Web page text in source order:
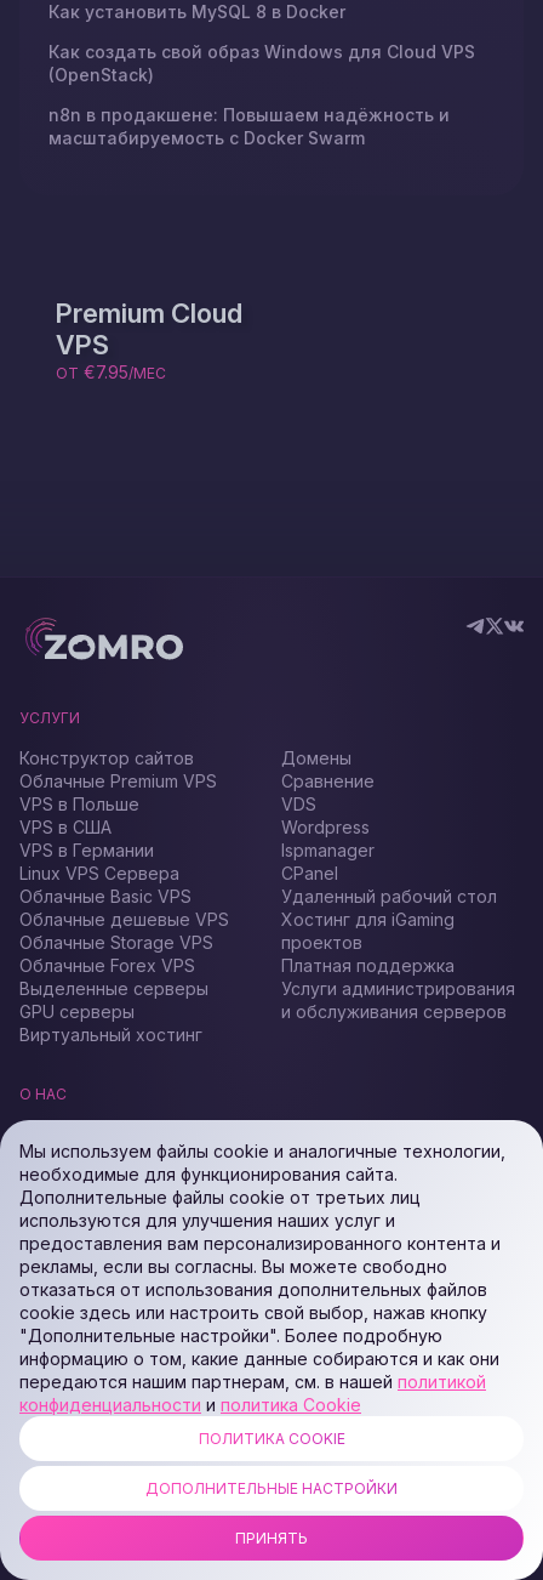
Как установить MySQL 8 в Docker
Как создать свой образ Windows для Cloud VPS
(OpenStack)
n8n в продакшене: Повышаем надёжность и
масштабируемость с Docker Swarm
Premium Cloud
VPS
ОТ €7.95/МЕС
УСЛУГИ
Конструктор сайтов
Облачные Premium VPS
VPS в Польше
VPS в США
VPS в Германии
Linux VPS Сервера
Облачные Basic VPS
Облачные дешевые VPS
Облачные Storage VPS
Облачные Forex VPS
Выделенные серверы
GPU серверы
Виртуальный хостинг
Домены
Сравнение
VDS
Wordpress
Ispmanager
CPanel
Удаленный рабочий стол
Хостинг для iGaming
проектов
Платная поддержка
Услуги администрирования
и обслуживания серверов
О НАС
О нас
Дата Центр (ЦОД)
Политика
конфиденциальности
Политика Cookie
Политика по борьбе со
злоупотреблениями
Права и обязанности
владельца домена
РЕСУРСЫ
Маркетплейс Zomro
Акции
Реселлинг хостинга
Серверы и хостинг оптом
Реферальная программа
Поддержка стартапов
Тест скорости
FAQ
Новости
Полезные статьи
Контакты
Sitemap
Мы используем файлы cookie и аналогичные технологии,
необходимые для функционирования сайта.
Дополнительные файлы cookie от третьих лиц
используются для улучшения наших услуг и
предоставления вам персонализированного контента и
рекламы, если вы согласны. Вы можете свободно
отказаться от использования дополнительных файлов
cookie здесь или настроить свой выбор, нажав кнопку
"Дополнительные настройки". Более подробную
информацию о том, какие данные собираются и как они
передаются нашим партнерам, см. в нашей политикой
конфиденциальности и политика Cookie
ПОЛИТИКА COOKIE
ДОПОЛНИТЕЛЬНЫЕ НАСТРОЙКИ
ПРИНЯТЬ